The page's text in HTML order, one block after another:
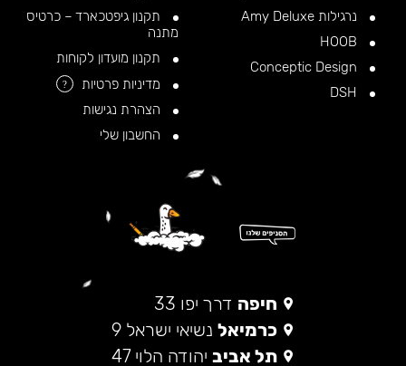
נרגילות Amy Deluxe
תקנון גיפטכארד – כרטיס
מתנה
תקנון מועדון לקוחות
מדיניות פרטיות
?
הצהרת נגישות
החשבון שלי
חיפה דרך יפו 33
כרמיאל נשיאי ישראל 9
תל אביב יהודה הלוי 47